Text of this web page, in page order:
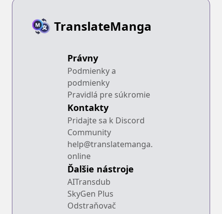
TranslateManga
Právny
Podmienky a
podmienky
Pravidlá pre súkromie
Kontakty
Pridajte sa k Discord
Community
help@translatemanga.
online
Ďalšie nástroje
AITransdub
SkyGen Plus
Odstraňovač